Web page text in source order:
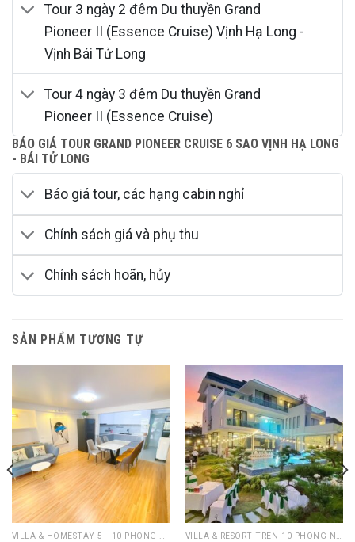
Tour 3 ngày 2 đêm Du thuyền Grand
Pioneer II (Essence Cruise) Vịnh Hạ Long -
Vịnh Bái Tử Long
Tour 4 ngày 3 đêm Du thuyền Grand
Pioneer II (Essence Cruise)
BÁO GIÁ TOUR GRAND PIONEER CRUISE 6 SAO VỊNH HẠ LONG
- BÁI TỬ LONG
Báo giá tour, các hạng cabin nghỉ
Chính sách giá và phụ thu
Chính sách hoãn, hủy
SẢN PHẨM TƯƠNG TỰ